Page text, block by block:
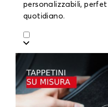
personalizzabili,
quotidiano.